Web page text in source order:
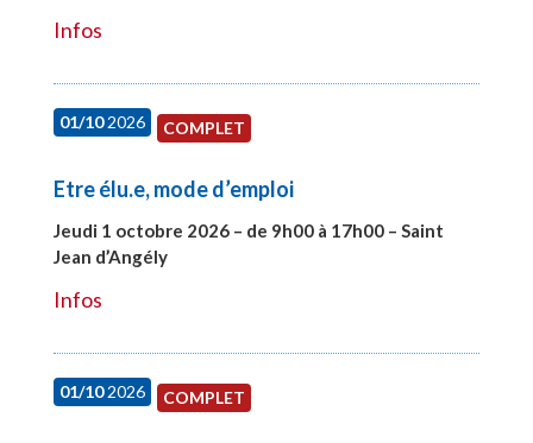
Infos
01/102026 COMPLET
Etre élu.e, mode d’emploi
Jeudi 1 octobre 2026 – de 9h00 à 17h00 – Saint
Jean d’Angély
Infos
01/102026 COMPLET